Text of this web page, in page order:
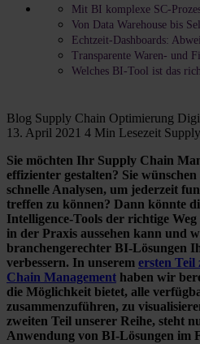
Mit BI komplexe SC-
Von Data Warehouse bis
Echtzeit-Dashboards:
Transparente Waren- und
Welches BI-Tool ist das
Blog Supply Chain Optimierung
13. April 2021 4 Min Lesezeit
Sie möchten Ihr Supply Chain
effizienter gestalten? Sie
schnelle Analysen, um jederzeit
treffen zu können? Dann könnte
Intelligence-Tools der richtige
in der Praxis aussehen kann und
branchengerechter BI-Lösungen
verbessern. In unserem ersten
Chain Management haben wir
die Möglichkeit bietet, alle
zusammenzuführen, zu
zweiten Teil unserer Reihe, steht
Anwendung von BI-Lösungen im